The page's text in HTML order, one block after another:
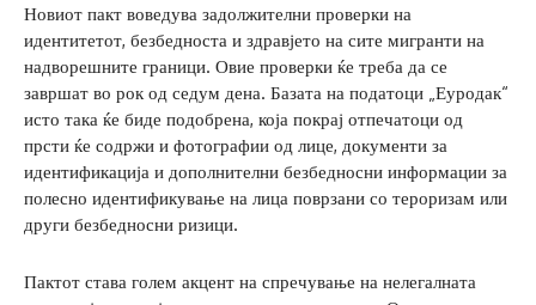
Новиот пакт воведува задолжителни проверки на
идентитетот, безбедноста и здравјето на сите мигранти на
надворешните граници. Овие проверки ќе треба да се
завршат во рок од седум дена. Базата на податоци „Еуродак“
исто така ќе биде подобрена, која покрај отпечатоци од
прсти ќе содржи и фотографии од лице, документи за
идентификација и дополнителни безбедносни информации за
полесно идентификување на лица поврзани со тероризам или
други безбедносни ризици.
Пактот става голем акцент на спречување на нелегалната